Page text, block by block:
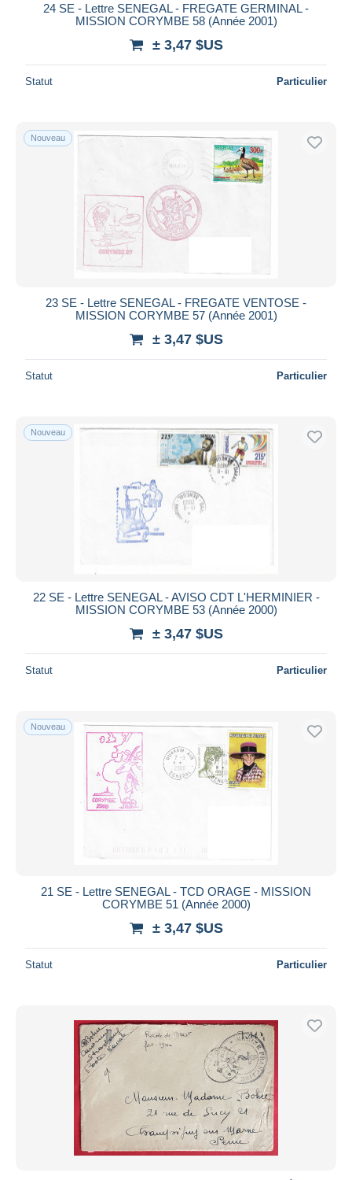
24 SE - Lettre SENEGAL - FREGATE GERMINAL -
MISSION CORYMBE 58 (Année 2001)
± 3,47 $US
Statut Particulier
Nouveau
23 SE - Lettre SENEGAL - FREGATE VENTOSE -
MISSION CORYMBE 57 (Année 2001)
± 3,47 $US
Statut Particulier
Nouveau
22 SE - Lettre SENEGAL - AVISO CDT L'HERMINIER -
MISSION CORYMBE 53 (Année 2000)
± 3,47 $US
Statut Particulier
Nouveau
21 SE - Lettre SENEGAL - TCD ORAGE - MISSION
CORYMBE 51 (Année 2000)
± 3,47 $US
Statut Particulier